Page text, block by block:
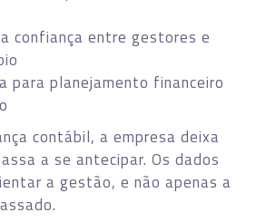
confiança entre gestores e
para planejamento financeiro
contábil, a empresa deixa
a se antecipar. Os dados
a gestão, e não apenas a